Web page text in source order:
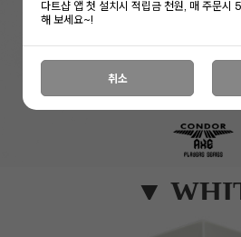
이코 라이프 하
▼
다트샵 앱 첫 설치시 적립금 천원, 매 주문시
해 보세요~!
취소